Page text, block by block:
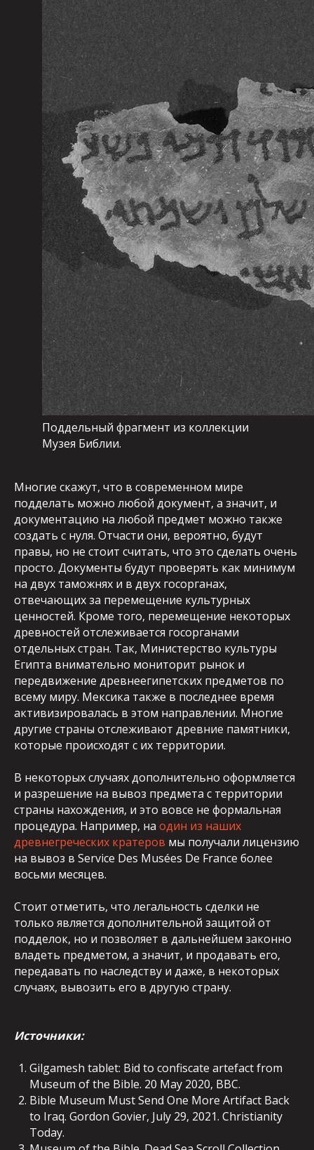
Поддельный фрагмент из коллекции
Музея Библии.
Многие скажут, что в современном мире
подделать можно любой документ, а значит, и
документацию на любой предмет можно также
создать с нуля. Отчасти они, вероятно, будут
правы, но не стоит считать, что это сделать очень
просто. Документы будут проверять как минимум
на двух таможнях и в двух госорганах,
отвечающих за перемещение культурных
ценностей. Кроме того, перемещение некоторых
древностей отслеживается госорганами
отдельных стран. Так, Министерство культуры
Египта внимательно мониторит рынок и
передвижение древнеегипетских предметов по
всему миру. Мексика также в последнее время
активизировалась в этом направлении. Многие
другие страны отслеживают древние памятники,
которые происходят с их территории.
В некоторых случаях дополнительно оформляется
и разрешение на вывоз предмета с территории
страны нахождения, и это вовсе не формальная
процедура. Например, на один из наших
древнегреческих кратеров мы получали лицензию
на вывоз в Service Des Musées De France более
восьми месяцев.
Стоит отметить, что легальность сделки не
только является дополнительной защитой от
подделок, но и позволяет в дальнейшем законно
владеть предметом, а значит, и продавать его,
передавать по наследству и даже, в некоторых
случаях, вывозить его в другую страну.
Источники:
Gilgamesh tablet: Bid to confiscate artefact from
Museum of the Bible. 20 May 2020, BBC.
Bible Museum Must Send One More Artifact Back
to Iraq. Gordon Govier, July 29, 2021. Christianity
Today.